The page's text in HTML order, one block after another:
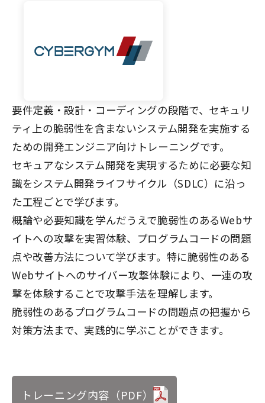
要件定義・設計・コーディングの段階で、セキュリ
ティ上の脆弱性を含まないシステム開発を実施する
ための開発エンジニア向けトレーニングです。
セキュアなシステム開発を実現するために必要な知
識をシステム開発ライフサイクル（SDLC）に沿っ
た工程ごとで学びます。
概論や必要知識を学んだうえで脆弱性のあるWebサ
イトへの攻撃を実習体験、プログラムコードの問題
点や改善方法について学びます。特に脆弱性のある
Webサイトへのサイバー攻撃体験により、一連の攻
撃を体験することで攻撃手法を理解します。
脆弱性のあるプログラムコードの問題点の把握から
対策方法まで、実践的に学ぶことができます。
トレーニング内容（PDF）